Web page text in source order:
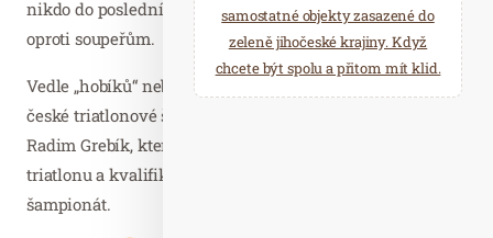
nikdo do poslední chvíle neví, jak si kdo stojí s časem
oproti soupeřům.
Vedle „hobíků“ nebudou na startu chybět ani zástupci
české triatlonové špičky. Loňské vítězství bude obhajovat
Radim Grebík, který patří k největším nadějím českého
triatlonu a kvalifikoval se na juniorský světový
šampionát.
samostatné objekty zasazené do
zeleně jihočeské krajiny. Když
chcete být spolu a přitom mít klid.